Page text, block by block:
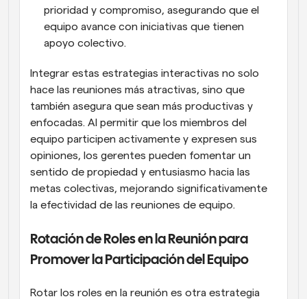
prioridad y compromiso, asegurando que el
equipo avance con iniciativas que tienen
apoyo colectivo.
Integrar estas estrategias interactivas no solo
hace las reuniones más atractivas, sino que
también asegura que sean más productivas y
enfocadas. Al permitir que los miembros del
equipo participen activamente y expresen sus
opiniones, los gerentes pueden fomentar un
sentido de propiedad y entusiasmo hacia las
metas colectivas, mejorando significativamente
la efectividad de las reuniones de equipo.
Rotación de Roles en la Reunión para
Promover la Participación del Equipo
Rotar los roles en la reunión es otra estrategia